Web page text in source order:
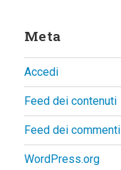
Meta
Accedi
Feed dei contenuti
Feed dei commenti
WordPress.org